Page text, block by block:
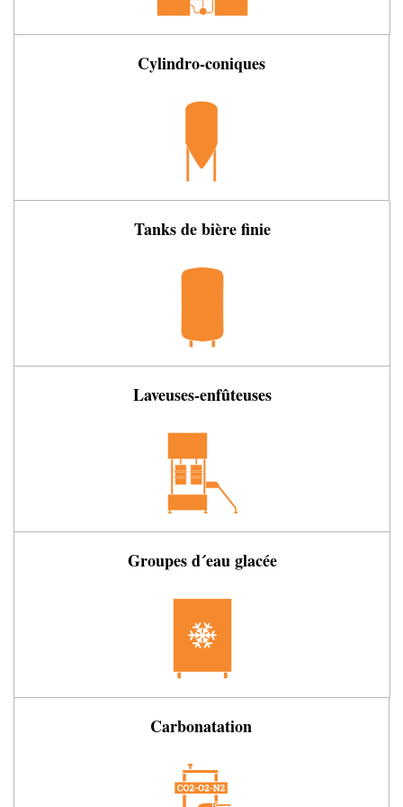
Cylindro-coniques
Tanks de bière finie
Laveuses-enfûteuses
Groupes d´eau glacée
Carbonatation